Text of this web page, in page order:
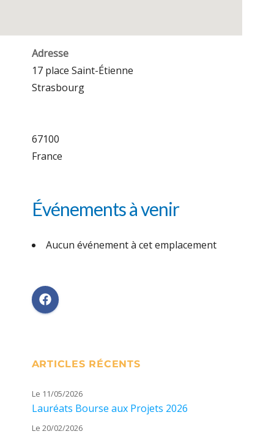
Adresse
17 place Saint-Étienne
Strasbourg
67100
France
Événements à venir
Aucun événement à cet emplacement
ARTICLES RÉCENTS
Le 11/05/2026
Lauréats Bourse aux Projets 2026
Le 20/02/2026